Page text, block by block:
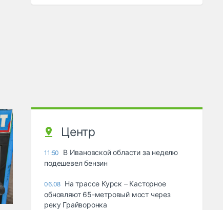
Центр
11:50
В Ивановской области за неделю
подешевел бензин
06.08 На трассе Курск – Касторное
обновляют 65-метровый мост через
реку Грайворонка